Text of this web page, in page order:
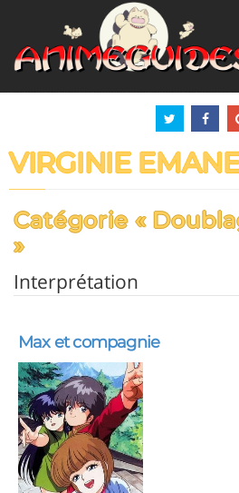
VIRGINIE
Catégorie «
»
Interprétation
Max et compagnie
Panneau de gestion des cookies